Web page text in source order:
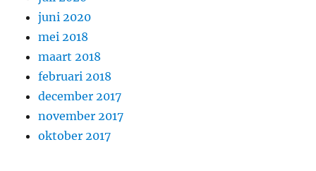
juni 2020
mei 2018
maart 2018
februari 2018
december 2017
november 2017
oktober 2017